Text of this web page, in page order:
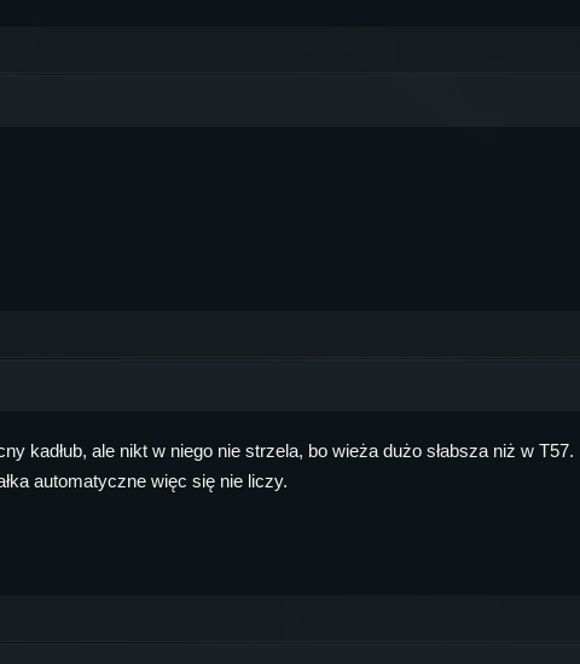
kadłub, ale nikt w niego nie strzela, bo wieża dużo słabsza niż w
automatyczne więc się nie liczy.